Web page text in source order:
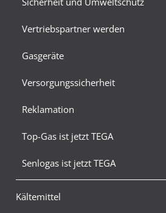
Vertriebspartner werden
Gasgeräte
Versorgungssicherheit
Reklamation
Top-Gas ist jetzt TEGA
Senlogas ist jetzt TEGA
Kältemittel